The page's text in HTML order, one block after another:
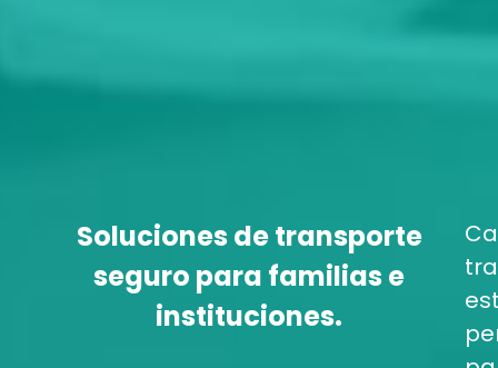
Soluciones de transporte
seguro para familias e
instituciones.